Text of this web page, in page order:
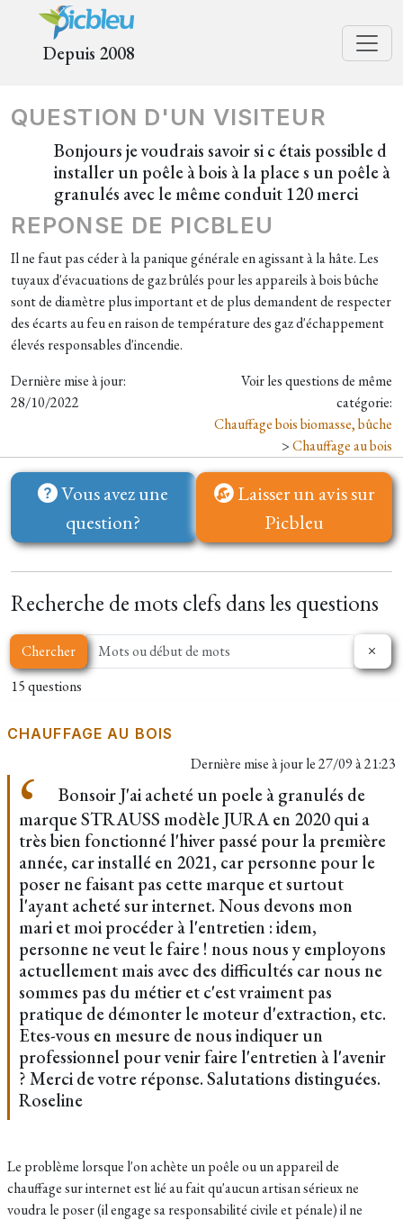
Depuis 2008
QUESTION D'UN VISITEUR
Bonjours je voudrais savoir si c étais possible d
installer un poêle à bois à la place s un poêle à
granulés avec le même conduit 120 merci
REPONSE DE PICBLEU
Il ne faut pas céder à la panique générale en agissant à la hâte. Les
tuyaux d'évacuations de gaz brûlés pour les appareils à bois bûche
sont de diamètre plus important et de plus demandent de respecter
des écarts au feu en raison de température des gaz d'échappement
élevés responsables d'incendie.
Dernière mise à jour:
28/10/2022
Voir les questions de même
catégorie:
Chauffage bois biomasse, bûche
>Chauffage au bois
Vous avez une
question?
Laisser un avis sur
Picbleu
Recherche de mots clefs dans les questions
Chercher
15 questions
CHAUFFAGE AU BOIS
Dernière mise à jour le27/09 à 21:23
Bonsoir J'ai acheté un poele à granulés de
marque STRAUSS modèle JURA en 2020 qui a
très bien fonctionné l'hiver passé pour la première
année, car installé en 2021, car personne pour le
poser ne faisant pas cette marque et surtout
l'ayant acheté sur internet. Nous devons mon
mari et moi procéder à l'entretien : idem,
personne ne veut le faire ! nous nous y employons
actuellement mais avec des difficultés car nous ne
sommes pas du métier et c'est vraiment pas
pratique de démonter le moteur d'extraction, etc.
Etes-vous en mesure de nous indiquer un
professionnel pour venir faire l'entretien à l'avenir
? Merci de votre réponse. Salutations distinguées.
Roseline
Le problème lorsque l'on achète un poêle ou un appareil de
chauffage sur internet est lié au fait qu'aucun artisan sérieux ne
voudra le poser (il engage sa responsabilité civile et pénale) il ne